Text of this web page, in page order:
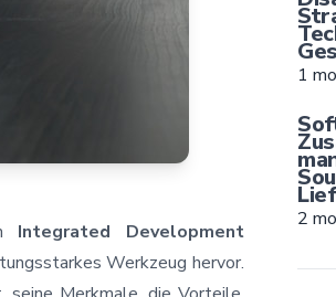
Integrated Development
Werkzeug hervor.
1
2